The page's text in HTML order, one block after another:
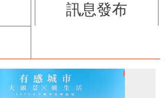
訊息發布